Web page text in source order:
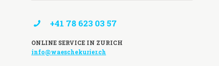
+41 78 623 03 57
ONLINE SERVICE IN ZURICH
info@waeschekurier.ch